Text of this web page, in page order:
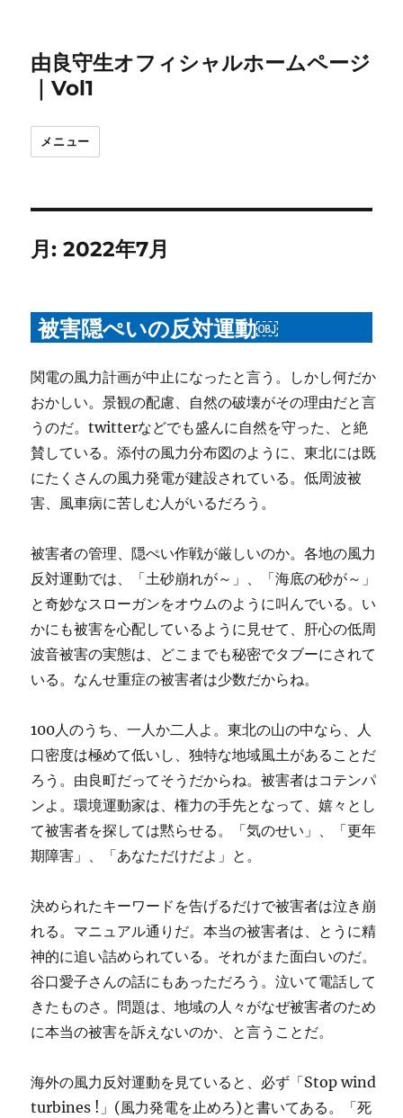
由良守生オフィシャルホームページ
｜Vol1
メニュー
月:2022年7月
被害隠ぺいの反対運動￼
関電の風力計画が中止になったと言う。しかし何だか
おかしい。景観の配慮、自然の破壊がその理由だと言
うのだ。twitterなどでも盛んに自然を守った、と絶
賛している。添付の風力分布図のように、東北には既
にたくさんの風力発電が建設されている。低周波被
害、風車病に苦しむ人がいるだろう。
被害者の管理、隠ぺい作戦が厳しいのか。各地の風力
反対運動では、「土砂崩れが～」、「海底の砂が～」
と奇妙なスローガンをオウムのように叫んでいる。い
かにも被害を心配しているように見せて、肝心の低周
波音被害の実態は、どこまでも秘密でタブーにされて
いる。なんせ重症の被害者は少数だからね。
100人のうち、一人か二人よ。東北の山の中なら、人
口密度は極めて低いし、独特な地域風土があることだ
ろう。由良町だってそうだからね。被害者はコテンパ
ンよ。環境運動家は、権力の手先となって、嬉々とし
て被害者を探しては黙らせる。「気のせい」、「更年
期障害」、「あなただけだよ」と。
決められたキーワードを告げるだけで被害者は泣き崩
れる。マニュアル通りだ。本当の被害者は、とうに精
神的に追い詰められている。それがまた面白いのだ。
谷口愛子さんの話にもあっただろう。泣いて電話して
きたものさ。問題は、地域の人々がなぜ被害者のため
に本当の被害を訴えないのか、と言うことだ。
海外の風力反対運動を見ていると、必ず「Stop wind
turbines !」(風力発電を止めろ)と書いてある。「死